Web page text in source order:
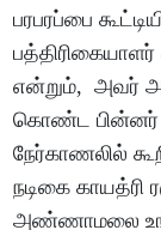
பரபரப்பை
என்றும், அவர்
கொண்ட பின்னர்
நேர்காணலில்
நடிகை
அண்ணாமலை